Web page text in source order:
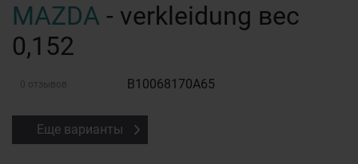
MAZDA - verkleidung вес
0,152
0 отзывов B10068170A65
Еще варианты